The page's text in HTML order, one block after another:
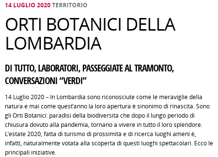
E SPETTACOLI POLITICA
DELLE IDEE FATTI DELLO SPIRITO
14 LUGLIO 2020TERRITORIO
ORTI BOTANICI DELLA
LOMBARDIA
DI TUTTO, LABORATORI, PASSEGGIATE AL TRAMONTO,
CONVERSAZIONI “VERDI”
14 Luglio 2020 – In Lombardia sono riconosciute come le meraviglie della
natura e mai come quest’anno la loro apertura è sinonimo di rinascita. Sono
gli Orti Botanici: paradisi della biodiversità che dopo il lungo periodo di
chiusura dovuto alla pandemia, tornano a vivere in tutto il loro splendore.
L’estate 2020, fatta di turismo di prossimità e di ricerca luoghi ameni è,
infatti, naturalmente votata alla scoperta di questi luoghi spettacolari. Ecco le
principali iniziative.